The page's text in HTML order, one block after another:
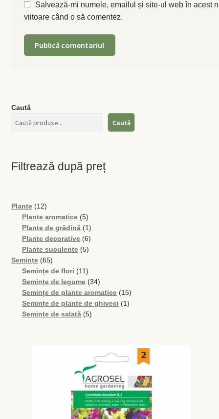
Mentă
Rozmarin
Locație și Program
My account
Politică de confidențialitate
Servicii
Termeni și condiții
Salvează-mi numele, emailul și site-ul web în acest
viitoare când o să comentez.
Caută
Caută
Filtrează după preț
Plante 1212
produse
Plante aromatice 55
produse
Plante de grădină 11
produs
Plante decorative 66
produse
Plante suculente 55
Semințe 6565
de
produse
Semințe de flori 1111
produse
Semințe de legume 3434
de
produse
Semințe de plante aromatice 1515
produse
Semințe de plante de ghiveci 11
Semințe de salată 55